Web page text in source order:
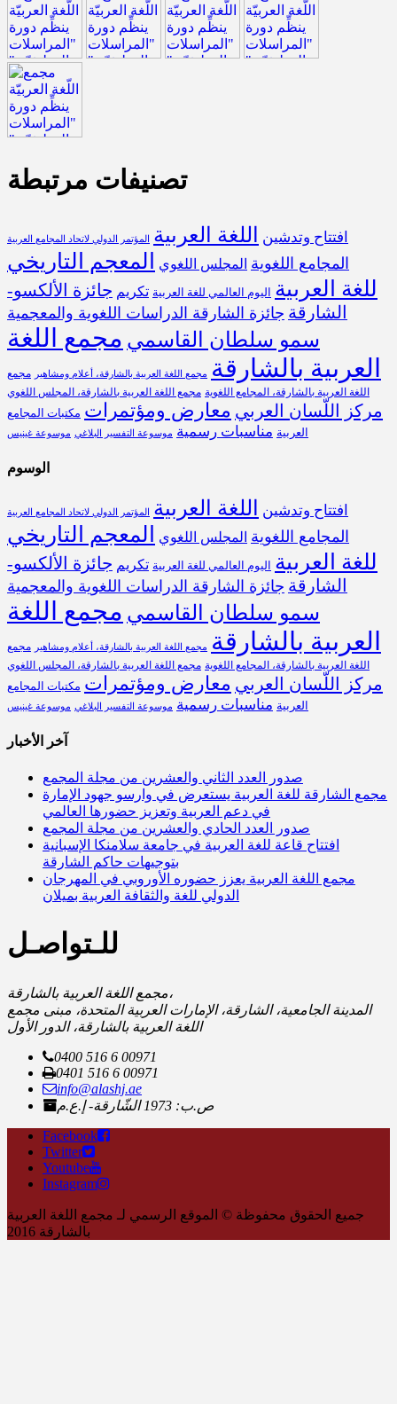
تصنيفات مرتبطة
افتتاح وتدشين اللغة العربية المؤتمر الدولي لاتحاد المجامع العربية
المجامع اللغوية المجلس اللغوي المعجم التاريخي
للغة العربية اليوم العالمي للغة العربية تكريم جائزة الألكسو-
الشارقة جائزة الشارقة الدراسات اللغوية والمعجمية
سمو سلطان القاسمي مجمع اللغة
العربية بالشارقة
مجمع اللغة العربية بالشارقة، أعلام ومشاهير
مجمع
اللغة العربية بالشارقة، المجامع اللغوية مجمع اللغة العربية بالشارقة، المجلس اللغوي
مركز اللّسان العربي معارض ومؤتمرات مكتبات المجامع
العربية مناسبات رسمية موسوعة التفسير البلاغي موسوعة غينيس
الوسوم
افتتاح وتدشين اللغة العربية المؤتمر الدولي لاتحاد المجامع العربية
المجامع اللغوية المجلس اللغوي
المعجم التاريخي
للغة العربية
اليوم العالمي للغة العربية تكريم جائزة الألكسو-
الشارقة جائزة الشارقة الدراسات اللغوية والمعجمية
سمو سلطان القاسمي مجمع اللغة
العربية بالشارقة
مجمع اللغة العربية بالشارقة، أعلام ومشاهير
مجمع
اللغة العربية بالشارقة، المجامع اللغوية مجمع اللغة العربية بالشارقة، المجلس اللغوي
مركز اللّسان العربي معارض ومؤتمرات مكتبات المجامع
العربية مناسبات رسمية موسوعة التفسير البلاغي موسوعة غينيس
آخر الأخبار
صدور العدد الثاني والعشرين من مجلة المجمع
مجمع الشارقة للغة العربية يستعرض في وارسو جهود الإمارة
في دعم العربية وتعزيز حضورها العالمي
صدور العدد الحادي والعشرين من مجلة المجمع
افتتاح قاعة للغة العربية في جامعة سلامنكا الإسبانية
بتوجيهات حاكم الشارقة
مجمع اللغة العربية يعزز حضوره الأوروبي في المهرجان
الدولي للغة والثقافة العربية بميلان
للـتواصـل
مجمع اللغة العربية بالشارقة،
المدينة الجامعية، الشارقة، الإمارات العربية المتحدة، مبنى مجمع
اللغة العربية بالشارقة، الدور الأول
0400 516 6 00971
0401 516 6 00971
info@alashj.ae
ص.ب: 1973 الشّارقة- إ.ع.م
Facebook
Twitter
Youtube
Instagram
جميع الحقوق محفوظة © الموقع الرسمي لـ مجمع اللغة العربية
بالشارقة 2016